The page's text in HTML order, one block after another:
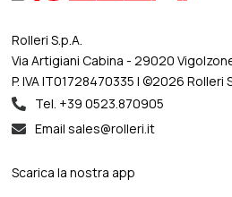
Rolleri S.p.A.
Via Artigiani Cabina - 29020
P. IVA IT01728470335 | ©2026 Rolleri
Tel. +39 0523.870905
Email sales@rolleri.it
Scarica la nostra app